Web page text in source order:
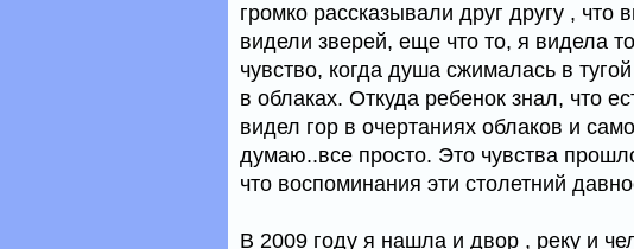
громко рассказывали друг другу , что
видели зверей, еще что то, я видела
чувство, когда душа сжималась в
в облаках. Откуда ребенок знал, что
видел гор в очертаниях облаков и
думаю..все просто. Это чувства
что воспоминания эти столетний
В 2009 году я нашла и двор , реку и